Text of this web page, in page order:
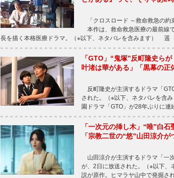
「クロスロード ～救命救急の約
本作は、救命救急医療の最前線
長を描く本格医療ドラマ。（※以下、ネタバレを含みます） 遥
「GTO」“鬼塚”反町隆史ら
叶渚は華がある」「黒幕の正
反町隆史が主演するドラマ「
された。（※以下、ネタバレを含
園ドラマ「GTO」が28年ぶりに
「一次元の挿し木」“唯”白
「宗教二世の“悠”山田涼介が
山田涼介が主演するドラマ「一
が、2日に放送された。（※以下
説が原作。ヒマラヤ山中で発掘さ